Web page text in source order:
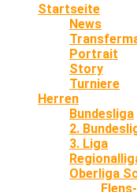
Startseite
News
Portrait
Story
Turniere
Herren
Bundesliga
2.
3. Liga
Oberliga